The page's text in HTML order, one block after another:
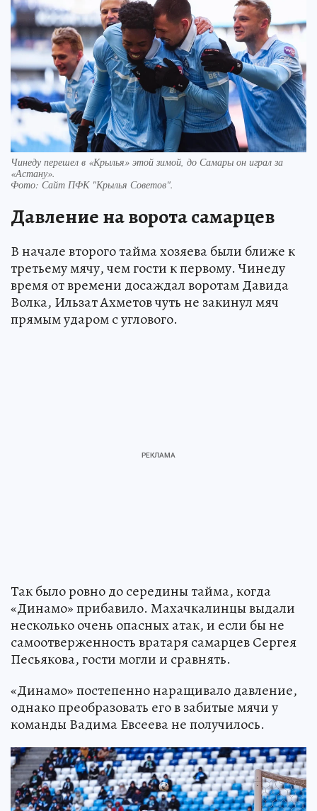
Чинеду перешел в «Крылья» этой зимой, до Самары он играл за
«Астану».
Фото: Сайт ПФК "Крылья Советов".
Давление на ворота самарцев
В начале второго тайма хозяева были ближе к
третьему мячу, чем гости к первому. Чинеду
время от времени досаждал воротам Давида
Волка, Ильзат Ахметов чуть не закинул мяч
прямым ударом с углового.
Так было ровно до середины тайма, когда
«Динамо» прибавило. Махачкалинцы выдали
несколько очень опасных атак, и если бы не
самоотверженность вратаря самарцев Сергея
Песьякова, гости могли и сравнять.
«Динамо» постепенно наращивало давление,
однако преобразовать его в забитые мячи у
команды Вадима Евсеева не получилось.